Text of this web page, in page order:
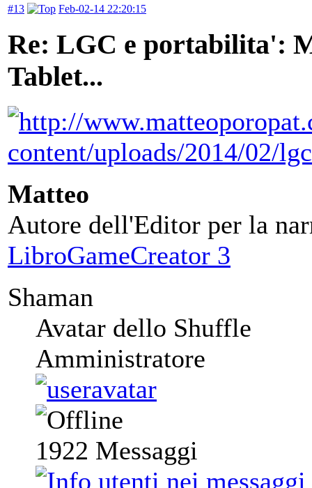
#13 Feb-02-14 22:20:15
Re: LGC e portabilita':
Tablet...
Matteo
Autore dell'Editor per la
LibroGameCreator 3
Shaman
Avatar dello Shuffle
Amministratore
1922 Messaggi